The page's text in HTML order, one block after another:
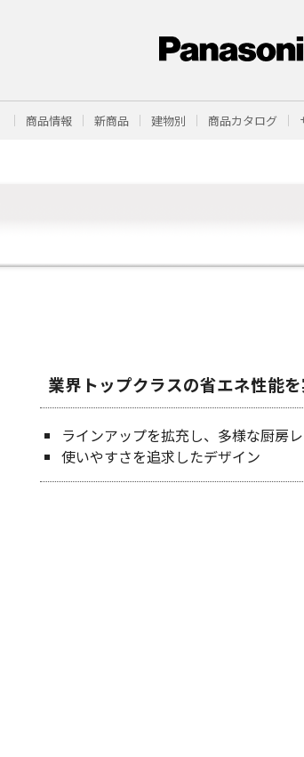
商品情報 新商品 建物別 商品カタログ
業界トップクラスの省エネ性能
ラインアップを拡充し、多様な厨房
使いやすさを追求したデザイン